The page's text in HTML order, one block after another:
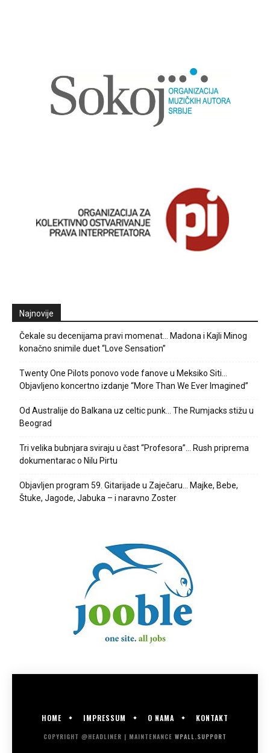
Najnovije
Čekale su decenijama pravi momenat… Madona i Kajli Minog
konačno snimile duet “Love Sensation”
Twenty One Pilots ponovo vode fanove u Meksiko Siti…
Objavljeno koncertno izdanje “More Than We Ever Imagined”
Od Australije do Balkana uz celtic punk… The Rumjacks stižu u
Beograd
Tri velika bubnjara sviraju u čast “Profesora”… Rush priprema
dokumentarac o Nilu Pirtu
Objavljen program 59. Gitarijade u Zaječaru… Majke, Bebe,
Štuke, Jagode, Jabuka – i naravno Zoster
HOME IMPRESSUM O NAMA KONTAKT
COPYRIGHT @HEADLINER | MAINTENANCE WPALL.SUPPORT